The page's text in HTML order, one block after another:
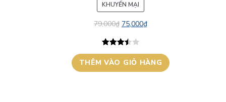
KHUYẾN MẠI
PHẨM
ĐANG
79,000₫ 75,000₫
3.50trên
5 dựa
2
THÊM VÀO GIỎ HÀNG